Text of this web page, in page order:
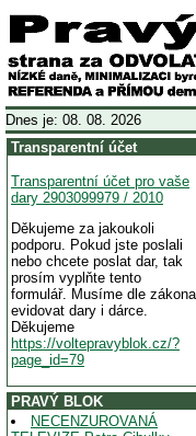
Dnes je: 08. 08. 2026
Transparentní účet
Transparentní účet pro vaše
dary 2903099979 / 2010
Děkujeme za jakoukoli
podporu. Pokud jste poslali
nebo chcete poslat dar, tak
prosím vyplňte tento
formulář. Musíme dle zákona
evidovat dary i dárce.
Děkujeme
https://voltepravyblok.cz/?
page_id=79
PRAVÝ BLOK
NECENZUROVANÁ